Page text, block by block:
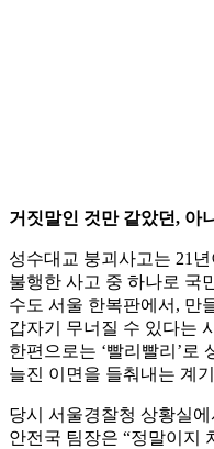
거짓말인 것만 같았던, 아
성수대교 붕괴사고는 21
불행한 사고 중 하나로 국
수도 서울 한복판에서, 만
갑자기 무너질 수 있다는
한편으로는 ‘빨리빨리’로
늘진 이면을 들춰내는 계
당시 서울경찰청 상황실
안전국 팀장은 “정말이지